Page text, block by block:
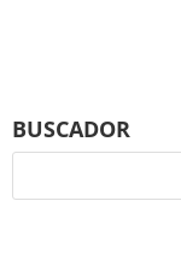
BUSCADOR